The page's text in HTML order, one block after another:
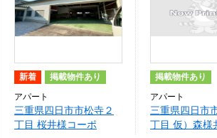
新着 掲載物件あり
アパート
三重県四日市市松寺２
丁目 桜井様コーポ
掲載物件あり
アパート
三重県四日市
丁目 仮）森様